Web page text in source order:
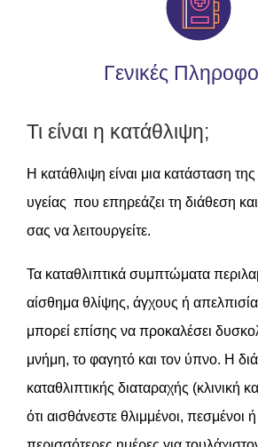
Γενικές
Τι είναι η κατάθλιψη;
Η κατάθλιψη είναι μια κατάσταση
υγείας που επηρεάζει τη διάθεση
σας να λειτουργείτε.
Τα καταθλιπτικά συμπτώματα
αίσθημα θλίψης, άγχους ή
μπορεί επίσης να προκαλέσει
μνήμη, το φαγητό και τον ύπνο. Η
καταθλιπτικής διαταραχής (κλινική
ότι αισθάνεστε θλιμμένοι, πεσμένοι